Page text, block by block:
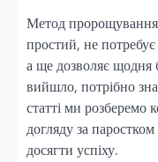
Метод пророщування
простий, не
а ще дозволяє щодня
вийшло, потрібно
статті ми розберемо
догляду за
досягти успіху.